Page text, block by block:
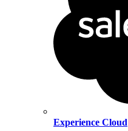
Experience Cloud